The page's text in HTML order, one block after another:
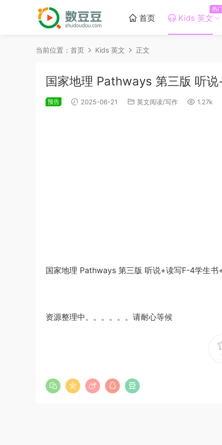
首页 Kids 英文
热
当前位置： 首页 Kids 英文 正文
国家地理 Pathways 第三版 听
预告 2025-06-21 英文阅读/写作 1.27k
国家地理 Pathways 第三版 听说+读写F-4学生书
资源整理中。。。。。。请耐心等候